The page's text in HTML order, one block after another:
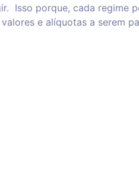
Isso porque, cada regime
e alíquotas a serem